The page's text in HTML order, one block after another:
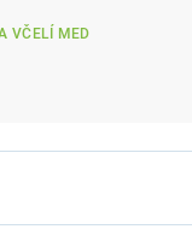
VČELÍ MED